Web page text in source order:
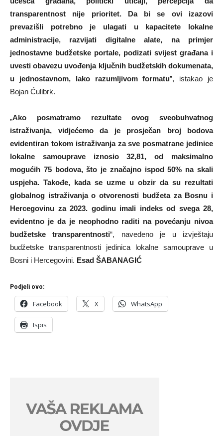
transparentnost nije prioritet. Da bi se ovi izazovi
prevazišli potrebno je ulagati u kapacitete lokalne
administracije, razvijati digitalne alate, na primjer
jednostavne budžetske portale, podizati svijest građana i
uvesti obavezu uvođenja ključnih budžetskih dokumenata,
u jednostavnom, lako razumljivom formatu”, istakao je
Bojan Ćulibrk.
„Ako posmatramo rezultate ovog sveobuhvatnog
istraživanja, vidjećemo da je prosječan broj bodova
evidentiran tokom istraživanja za sve posmatrane jedinice
lokalne samouprave iznosio 32,81, od maksimalno
mogućih 75 bodova, što je značajno ispod 50% na skali
uspjeha. Takođe, kada se uzme u obzir da su rezultati
globalnog istraživanja o otvorenosti budžeta za Bosnu i
Hercegovinu za 2023. godinu imali indeks od svega 28,
evidentno je da je neophodno raditi na povećanju nivoa
budžetske transparentnosti“, navedeno je u izvještaju
budžetske transparentnosti jedinica lokalne samouprave u
Bosni i Hercegovini. Esad ŠABANAGIĆ
Podjeli ovo:
Facebook X WhatsApp
Ispis